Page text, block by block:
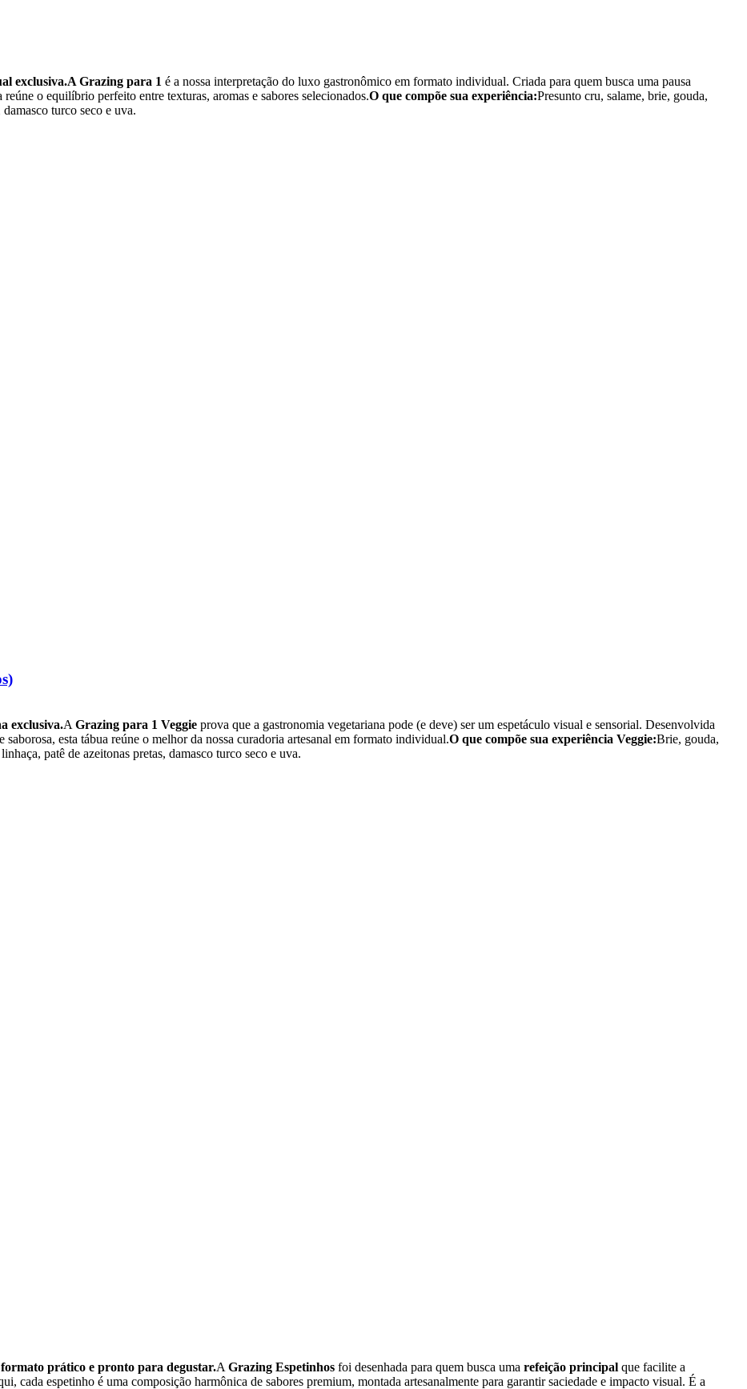
exclusiva.A Grazing para 1 é a nossa interpretação do luxo gastronômico em formato individual. Criada para quem busca uma pausa
o equilíbrio perfeito entre texturas, aromas e sabores selecionados.O que compõe sua experiência:Presunto cru, salame, brie, gouda,
turco seco e uva.
exclusiva.A Grazing para 1 Veggie prova que a gastronomia vegetariana pode (e deve) ser um espetáculo visual e sensorial. Desenvolvida
esta tábua reúne o melhor da nossa curadoria artesanal em formato individual.O que compõe sua experiência Veggie:Brie, gouda,
patê de azeitonas pretas, damasco turco seco e uva.
prático e pronto para degustar.A Grazing Espetinhos foi desenhada para quem busca uma refeição principal que facilite a
cada espetinho é uma composição harmônica de sabores premium, montada artesanalmente para garantir saciedade e impacto visual. É a